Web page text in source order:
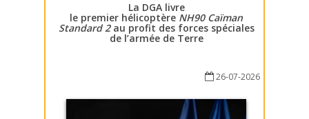
La DGA livre
le premier hélicoptère NH90 Caïman
Standard 2au profit des forces spéciales
de l’armée de Terre
26-07-2026